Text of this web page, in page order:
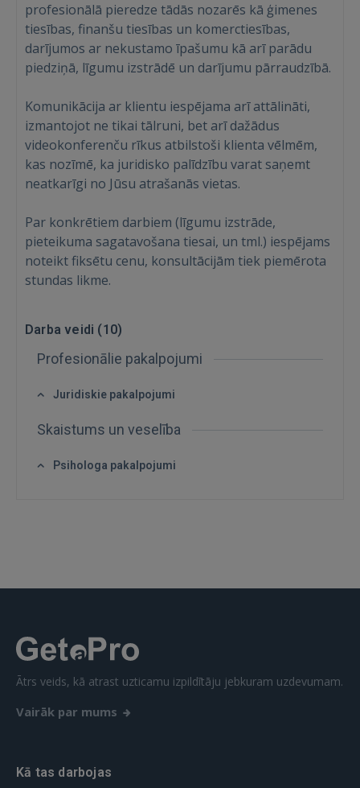
Ienākt
IENĀKT
Aizmirsāt paroli?
REĢISTRĀCIJA
profesionālā pieredze tādās nozarēs kā ģimenes
tiesības, finanšu tiesības un komerctiesības,
darījumos ar nekustamo īpašumu kā arī parādu
piedziņā, līgumu izstrādē un darījumu pārraudzībā.
Komunikācija ar klientu iespējama arī attālināti,
izmantojot ne tikai tālruni, bet arī dažādus
videokonferenču rīkus atbilstoši klienta vēlmēm,
kas nozīmē, ka juridisko palīdzību varat saņemt
neatkarīgi no Jūsu atrašanās vietas.
Par konkrētiem darbiem (līgumu izstrāde,
pieteikuma sagatavošana tiesai, un tml.) iespējams
noteikt fiksētu cenu, konsultācijām tiek piemērota
stundas likme.
Darba veidi (10)
Profesionālie pakalpojumi
Juridiskie pakalpojumi
Skaistums un veselība
Psihologa pakalpojumi
Ātrs veids, kā atrast uzticamu izpildītāju jebkuram uzdevumam.
Vairāk par mums
Kā tas darbojas